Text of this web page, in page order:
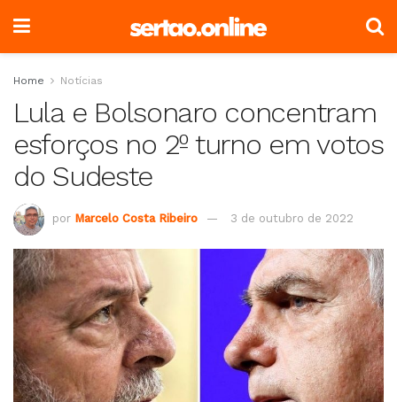
Home Notícias
Lula e Bolsonaro concentram
esforços no 2º turno em votos
do Sudeste
por Marcelo Costa Ribeiro 3 de outubro de 2022